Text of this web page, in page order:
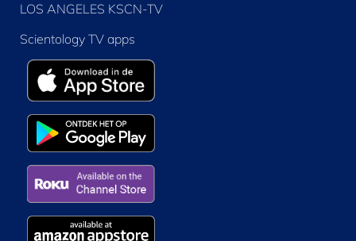
LOS ANGELES KSCN-TV
Scientology TV apps